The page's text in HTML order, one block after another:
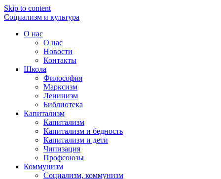
Skip to content
Социализм и культура
О нас
О нас
Новости
Контакты
Школа
Философия
Марксизм
Ленинизм
Библиотека
Капитализм
Капитализм
Капитализм и бедность
Капитализм и дети
Чипизация
Профсоюзы
Коммунизм
Социализм, коммунизм